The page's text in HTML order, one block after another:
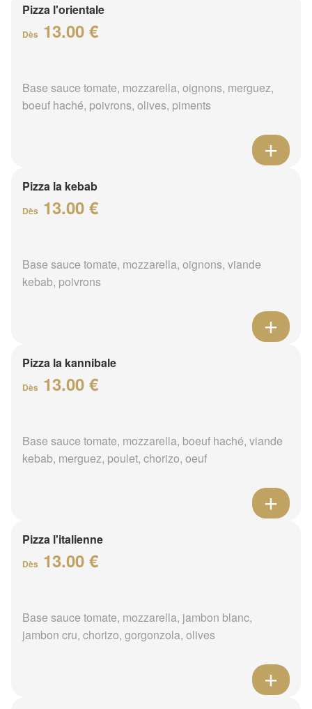
Pizza l'orientale
Dès 13.00 €
Base sauce tomate, mozzarella, oignons, merguez,
boeuf haché, poivrons, olives, piments
Pizza la kebab
Dès 13.00 €
Base sauce tomate, mozzarella, oignons, viande
kebab, poivrons
Pizza la kannibale
Dès 13.00 €
Base sauce tomate, mozzarella, boeuf haché, viande
kebab, merguez, poulet, chorizo, oeuf
Pizza l'italienne
Dès 13.00 €
Base sauce tomate, mozzarella, jambon blanc,
jambon cru, chorizo, gorgonzola, olives